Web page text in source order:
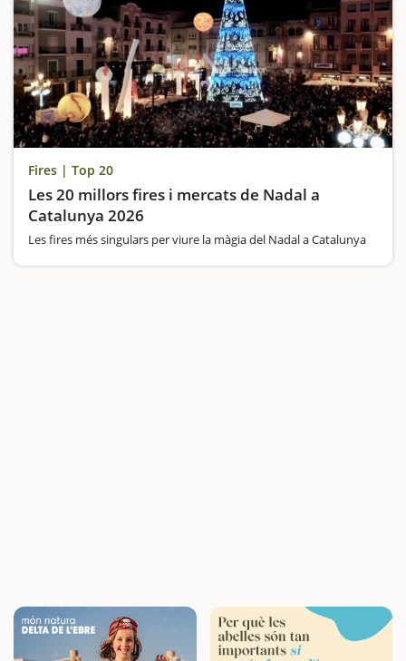
Fires | Top 20
Les 20 millors fires i mercats de Nadal a
Catalunya 2026
Les fires més singulars per viure la màgia del Nadal a Catalunya